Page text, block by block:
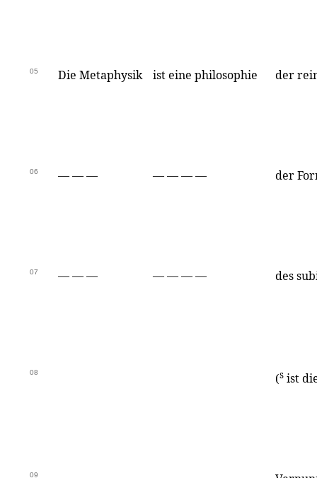
05 Die Metaphysik ist eine philosophie der
06 — — — — — — — der
07 — — — — — — — des
08 (s ist
09